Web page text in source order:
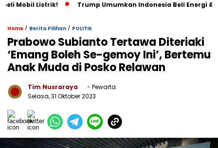
Listrik! Trump Umumkan Indonesia Beli Energi & 50
Home / Berita Pilihan / POLITIK
Prabowo Subianto Tertawa Diteriaki
‘Emang Boleh Se-gemoy Ini’, Bertemu
Anak Muda di Posko Relawan
Tim Nusraraya
- Pewarta
Selasa, 31 Oktober 2023